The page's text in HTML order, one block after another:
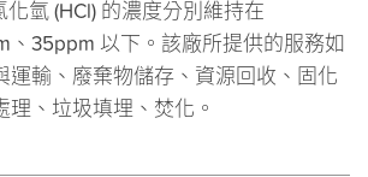
化氫 (HCl) 的濃度分別維持在
、35ppm 以下。該廠所提供的服務如
運輸、廢棄物儲存、資源回收、固化
理、垃圾填埋、焚化。